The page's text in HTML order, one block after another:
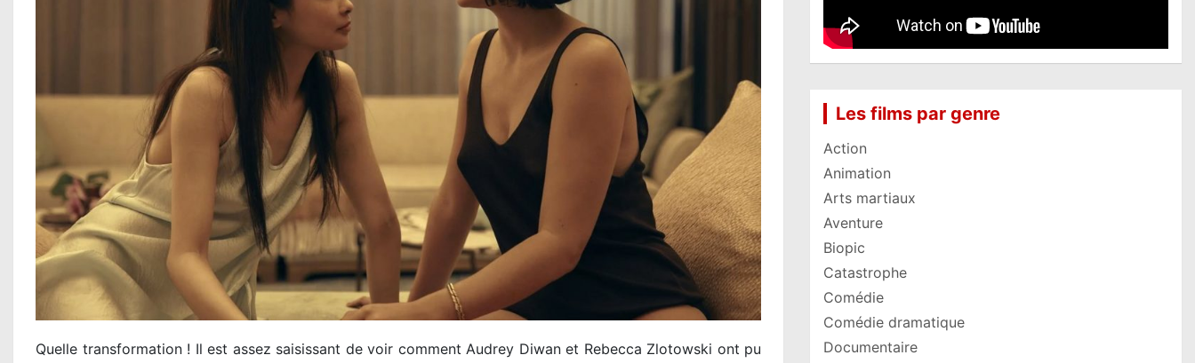
Quelle transformation ! Il est assez saisissant de voir comment Audrey Diwan et Rebecca Zlotowski ont pu
Les films par genre
Action
Animation
Arts martiaux
Aventure
Biopic
Catastrophe
Comédie
Comédie dramatique
Documentaire